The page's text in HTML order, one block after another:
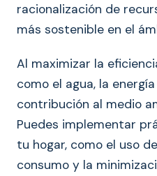
racionalización de
más sostenible en el
Al maximizar la
como el agua, la
contribución al medio
Puedes implementar
tu hogar, como el uso
consumo y la